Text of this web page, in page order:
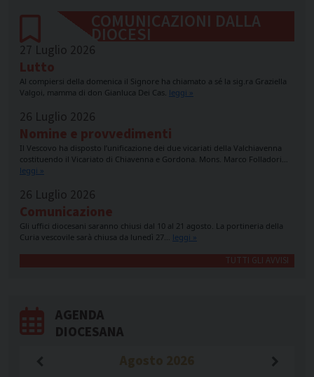
COMUNICAZIONI DALLA
DIOCESI
27 Luglio 2026
Lutto
Al compiersi della domenica il Signore ha chiamato a sé la sig.ra Graziella
Valgoi, mamma di don Gianluca Dei Cas. leggi »
26 Luglio 2026
Nomine e provvedimenti
Il Vescovo ha disposto l’unificazione dei due vicariati della Valchiavenna
costituendo il Vicariato di Chiavenna e Gordona. Mons. Marco Folladori…
leggi »
26 Luglio 2026
Comunicazione
Gli uffici diocesani saranno chiusi dal 10 al 21 agosto. La portineria della
Curia vescovile sarà chiusa da lunedì 27… leggi »
TUTTI GLI AVVISI
AGENDA
DIOCESANA